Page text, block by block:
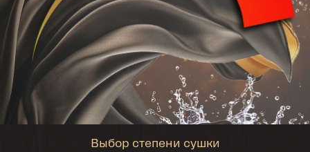
Выбор степени сушки